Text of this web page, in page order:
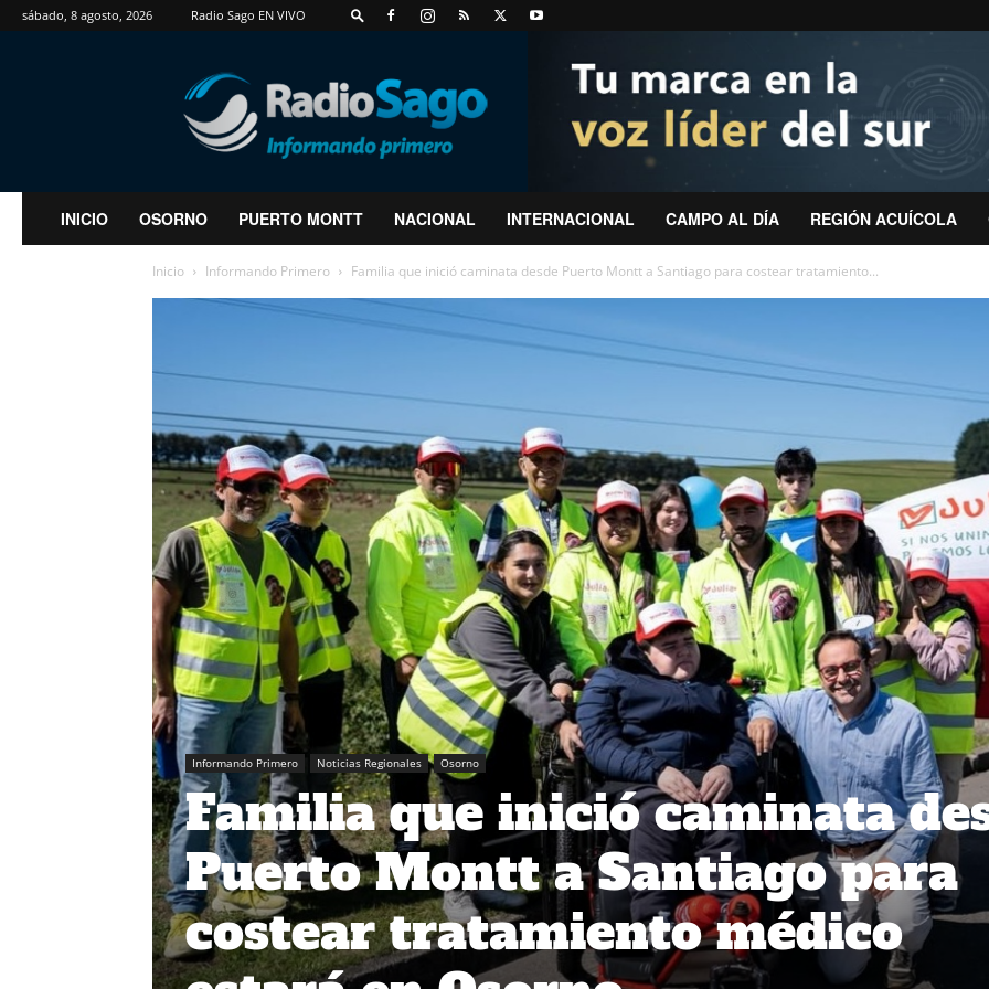
sábado, 8 agosto, 2026 Radio Sago EN VIVO
RadioSago
INICIO OSORNO PUERTO MONTT NACIONAL INTERNACIONAL CAMPO AL DÍA REGIÓN ACUÍCOLA
Inicio Informando Primero Familia que inició caminata desde Puerto Montt a Santiago para costear tratamiento...
Informando Primero Noticias Regionales Osorno
Familia que inició caminata
Puerto Montt a Santiago para
costear tratamiento médico